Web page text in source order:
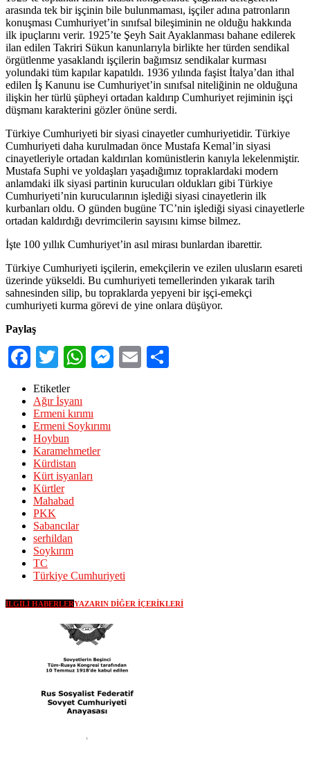
arasında tek bir işçinin bile bulunmaması, işçiler adına patronların
konuşması Cumhuriyet’in sınıfsal bileşiminin ne olduğu hakkında
ilk ipuçlarını verir. 1925’te Şeyh Sait Ayaklanması bahane edilerek
ilan edilen Takriri Sükun kanunlarıyla birlikte her türden sendikal
örgütlenme yasaklandı işçilerin bağımsız sendikalar kurması
yolundaki tüm kapılar kapatıldı. 1936 yılında faşist İtalya’dan ithal
edilen İş Kanunu ise Cumhuriyet’in sınıfsal niteliğinin ne olduğuna
ilişkin her türlü şüpheyi ortadan kaldırıp Cumhuriyet rejiminin işçi
düşmanı karakterini gözler önüne serdi.
Türkiye Cumhuriyeti bir siyasi cinayetler cumhuriyetidir. Türkiye
Cumhuriyeti daha kurulmadan önce Mustafa Kemal’in siyasi
cinayetleriyle ortadan kaldırılan komünistlerin kanıyla lekelenmiştir.
Mustafa Suphi ve yoldaşları yaşadığımız topraklardaki modern
anlamdaki ilk siyasi partinin kurucuları oldukları gibi Türkiye
Cumhuriyeti’nin kurucularının işlediği siyasi cinayetlerin ilk
kurbanları oldu. O günden bugüne TC’nin işlediği siyasi cinayetlerle
ortadan kaldırdığı devrimcilerin sayısını kimse bilmez.
İşte 100 yıllık Cumhuriyet’in asıl mirası bunlardan ibarettir.
Türkiye Cumhuriyeti işçilerin, emekçilerin ve ezilen ulusların esareti
üzerinde yükseldi. Bu cumhuriyeti temellerinden yıkarak tarih
sahnesinden silip, bu topraklarda yepyeni bir işçi-emekçi
cumhuriyeti kurma görevi de yine onlara düşüyor.
Paylaş
Facebook
TwitterWhatsApp
Messenger
Email
Etiketler
Ağır İsyanı
Ermeni kırımı
Ermeni Soykırımı
Hoybun
Karamehmetler
Kürdistan
Kürt isyanları
Kürtler
Mahabad
PKK
Sabancılar
serhildan
Soykırım
TC
Türkiye Cumhuriyeti
İLGILI HABERLERYAZARIN DIĞER İÇERIKLERI